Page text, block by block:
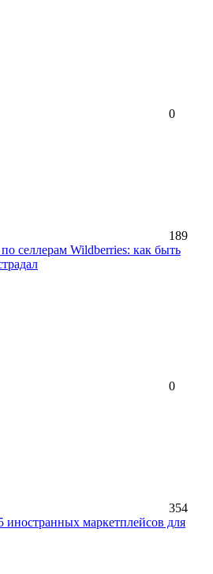
0
189
селлерам Wildberries: как быть
0
354
иностранных маркетплейсов для